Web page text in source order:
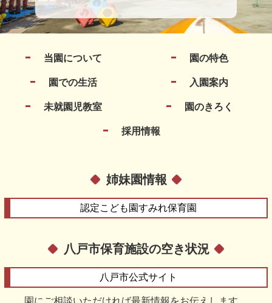
当園について 園の特色
園での生活 入園案内
未就園児教室 園のきろく
採用情報
姉妹園情報
認定こども園すみれ保育園
八戸市保育施設の空き状況
八戸市公式サイト